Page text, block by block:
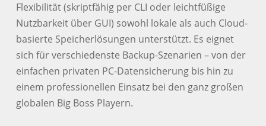
Flexibilität (skriptfähig per CLI oder leichtfüßige
Nutzbarkeit über GUI) sowohl lokale als auch Cloud-
basierte Speicherlösungen unterstützt. Es eignet
sich für verschiedenste Backup-Szenarien – von der
einfachen privaten PC-Datensicherung bis hin zu
einem professionellen Einsatz bei den ganz großen
globalen Big Boss Playern.